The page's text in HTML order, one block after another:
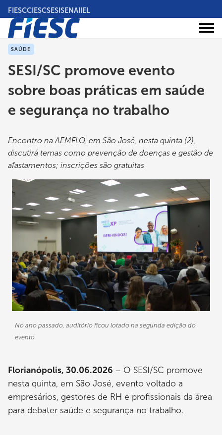
Pular
para
conteúdo
principal
FIESCCIESCSESISENAIIEL
Áreas
SAÚDE
SESI/SC promove evento
sobre boas práticas em saúde
e segurança no trabalho
Encontro na AEMFLO, em São José, nesta quinta (2),
discutirá temas como prevenção de doenças e gestão de
afastamentos; inscrições são gratuitas
No ano passado, auditório ficou lotado na segunda edição do
evento
Florianópolis, 30.06.2026 – O SESI/SC promove
nesta quinta, em São José, evento voltado a
empresários, gestores de RH e profissionais da área
para debater saúde e segurança no trabalho.